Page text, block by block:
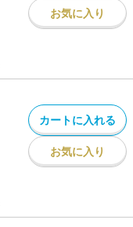
お気に入り
カートに入れる
お気に入り